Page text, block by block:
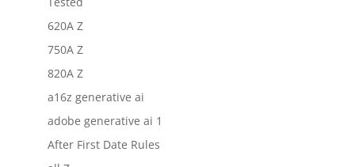
620A Z
750A Z
820A Z
a16z generative ai
adobe generative ai 1
After First Date Rules